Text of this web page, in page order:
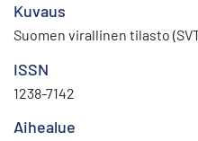
Kuvaus
Suomen virallinen tilasto
ISSN
1238-7142
Aihealue